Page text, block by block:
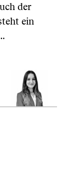
der
ein